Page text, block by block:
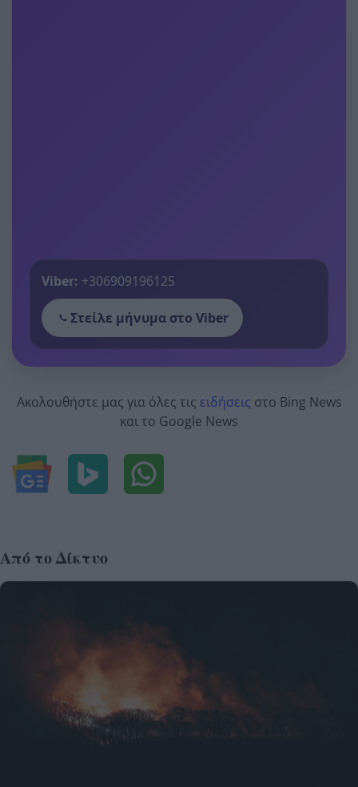
Viber: +306909196125
Στείλε μήνυμα στο Viber
Ακολουθήστε μας για όλες τις ειδήσεις στο Bing News
και το Google News
Από το Δίκτυο